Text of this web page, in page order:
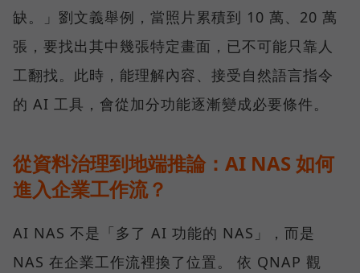
缺。」劉文義舉例，當照片累積到 10 萬、20 萬
張，要找出其中幾張特定畫面，已不可能只靠人
工翻找。此時，能理解內容、接受自然語言指令
的 AI 工具，會從加分功能逐漸變成必要條件。
從資料治理到地端推論：AI NAS 如何
進入企業工作流？
AI NAS 不是「多了 AI 功能的 NAS」，而是
NAS 在企業工作流裡換了位置。 依 QNAP 觀